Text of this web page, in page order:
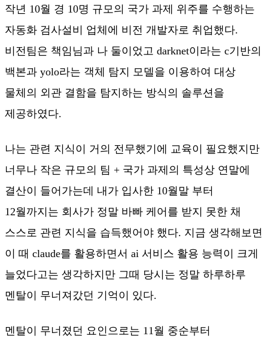
작년 10월 경 10명 규모의 국가 과제 위주를 수행하는
자동화 검사설비 업체에 비전 개발자로 취업했다.
비전팀은 책임님과 나 둘이었고 darknet이라는 c기반의
백본과 yolo라는 객체 탐지 모델을 이용하여 대상
물체의 외관 결함을 탐지하는 방식의 솔루션을
제공하였다.
나는 관련 지식이 거의 전무했기에 교육이 필요했지만
너무나 작은 규모의 팀 + 국가 과제의 특성상 연말에
결산이 들어가는데 내가 입사한 10월말 부터
12월까지는 회사가 정말 바빠 케어를 받지 못한 채
스스로 관련 지식을 습득했어야 했다. 지금 생각해보면
이 때 claude를 활용하면서 ai 서비스 활용 능력이 크게
늘었다고는 생각하지만 그때 당시는 정말 하루하루
멘탈이 무너져갔던 기억이 있다.
멘탈이 무너졌던 요인으로는 11월 중순부터